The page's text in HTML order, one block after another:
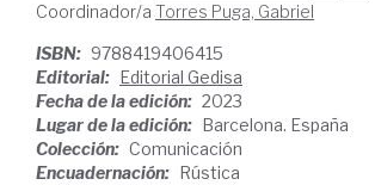
Coordinador/a Torres Puga, Gabriel
ISBN: 9788419406415
Editorial: Editorial Gedisa
Fecha de la edición: 2023
Lugar de la edición: Barcelona. España
Colección: Comunicación
Encuadernación: Rústica